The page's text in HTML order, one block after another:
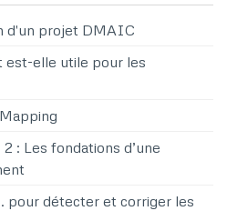
d'un projet DMAIC
est-elle utile pour les
: Les fondations d’une
pour détecter et corriger les